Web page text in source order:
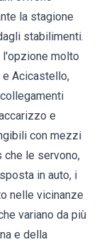
la stagione
stabilimenti.
molto
Acicastello,
e
con mezzi
che le servono,
in auto, i
nelle vicinanze
variano da più
e della